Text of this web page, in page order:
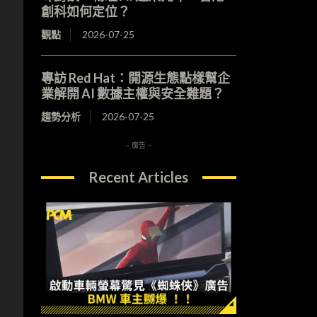
創科如何定位？
觀點 2026-07-25
專訪 Red Hat：開源生態點樣幫企
業解開 AI 數據主權與安全難題？
趨勢分析 2026-07-25
- 廣告 -
Recent Articles